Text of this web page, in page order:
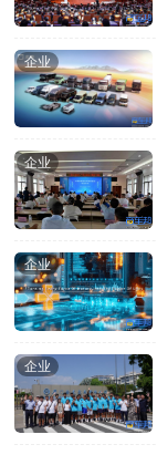
企业
企业
企业
企业